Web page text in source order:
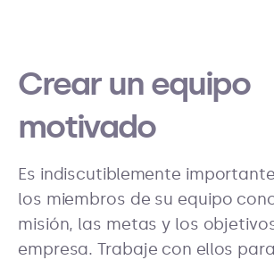
Crear un equipo
motivado
Es indiscutiblemente
los miembros de su equipo
misión, las metas y los
empresa. Trabaje con ellos